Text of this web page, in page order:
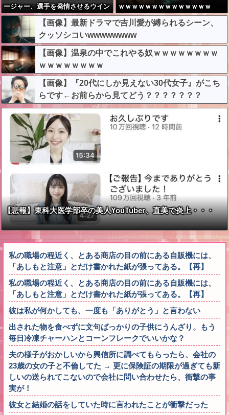
ージャー、選手を発情させるウイン
ク
ｗｗｗｗｗｗｗｗｗｗｗｗｗｗ
【画像】最新ドラマで吉川愛が縛られるシーン、
クッソシコいwwwwwwww
【画像】温泉の中でこれやる奴ｗｗｗｗｗｗｗｗ
ｗｗｗｗｗｗｗｗ
【画像】『20代にしか見えない30代女子』がこち
らです←お前らから見てどう？？？？？？？
【悲報】東科大医学部卒の美人YouTuber、直美で炎上・・・
私の職場の程近く、とある商店の目の前にある自販機には、
「あしもと注意」とだけ書かれた紙が張ってある。【再】
私の職場の程近く、とある商店の目の前にある自販機には、
「あしもと注意」とだけ書かれた紙が張ってある。【再】
彼は私が何かしても、一度も「ありがとう」と言わない
出された物を食べずに文句ばっかりの子供にうんざり。もう
毎日冷凍チャーハンとコーンフレークでいいかな？
夫の様子がおかしいから興信所に調べてもらったら、会社の
23歳の女の子と不倫してた → 更に保険証の期限が過ぎても新
しいの送られてこないので会社に問い合わせたら、衝撃の事
実が！
彼女と結婚の話をしていた時に言われたことが衝撃だった